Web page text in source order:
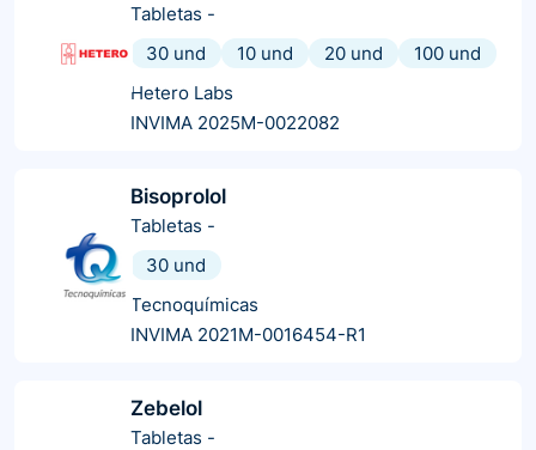
Tabletas -
30 und
10 und 20 und
100 und
Hetero Labs
INVIMA 2025M-0022082
Bisoprolol
Tabletas -
30 und
Tecnoquímicas
INVIMA 2021M-0016454-R1
Zebelol
Tabletas -